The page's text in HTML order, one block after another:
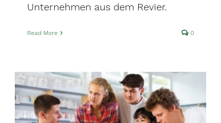
Unternehmen aus dem Revier.
Read More 0